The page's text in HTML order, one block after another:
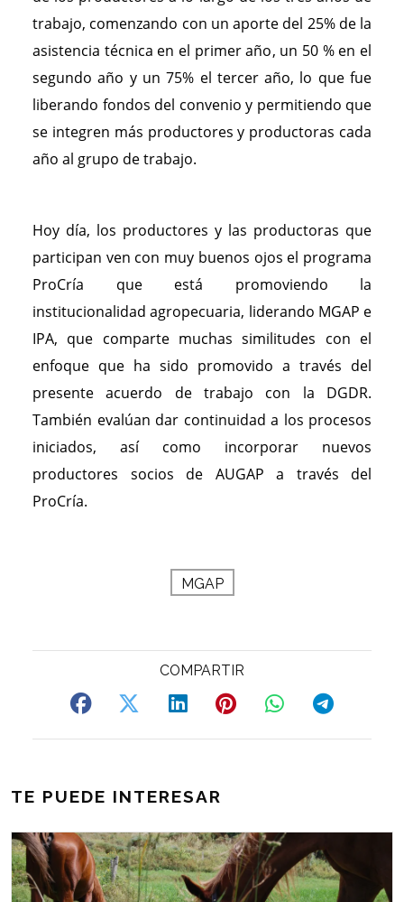
trabajo, comenzando con un aporte del 25% de la
asistencia técnica en el primer año, un 50 % en el
segundo año y un 75% el tercer año, lo que fue
liberando fondos del convenio y permitiendo que
se integren más productores y productoras cada
año al grupo de trabajo.
Hoy día, los productores y las productoras que
participan ven con muy buenos ojos el programa
ProCría que está promoviendo la
institucionalidad agropecuaria, liderando MGAP e
IPA, que comparte muchas similitudes con el
enfoque que ha sido promovido a través del
presente acuerdo de trabajo con la DGDR.
También evalúan dar continuidad a los procesos
iniciados, así como incorporar nuevos
productores socios de AUGAP a través del
ProCría.
MGAP
TE PUEDE INTERESAR